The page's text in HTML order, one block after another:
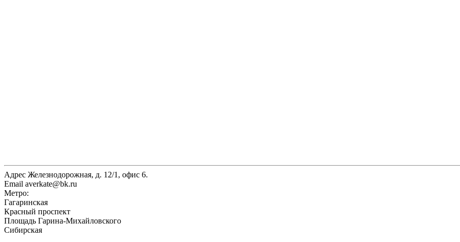
Адрес Железнодорожная, д. 12/1, офис 6.
Email averkate@bk.ru
Метро:
Гагаринская
Красный проспект
Площадь Гарина-Михайловского
Сибирская